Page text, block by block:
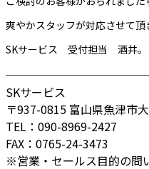
爽やかスタッフが対応させて頂
SKサービス 受付担当 酒井。
SKサービス
〒937-0815 富山県魚津市
TEL：090-8969-2427
FAX：0765-24-3473
※営業・セールス目的の問